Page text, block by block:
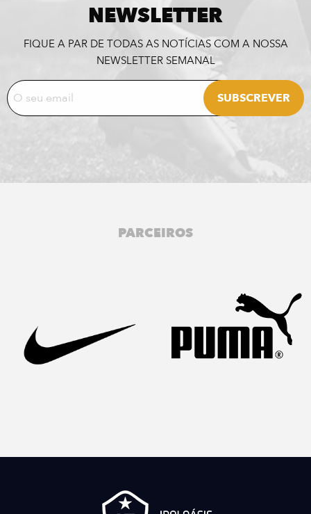
NEWSLETTER
FIQUE A PAR DE TODAS AS NOTÍCIAS COM A NOSSA
NEWSLETTER SEMANAL
PARCEIROS